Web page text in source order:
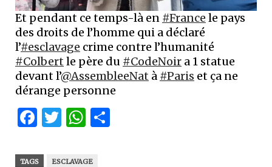
Et pendant ce temps-là en #France le pays
des droits de l’homme qui a déclaré
l’#esclavage crime contre l’humanité
#Colbert le père du #CodeNoir a 1 statue
devant l’@AssembleeNat à #Paris et ça ne
dérange personne
Facebook
Twitter
WhatsApp
TAGS ESCLAVAGE